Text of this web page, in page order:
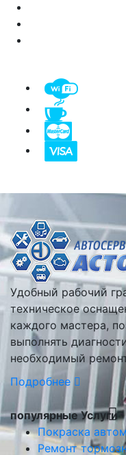
Удобный рабочий
техническое
каждого мастера,
выполнять
необходимый
Подробнее
популярные Услуги
Покраска
Ремонт